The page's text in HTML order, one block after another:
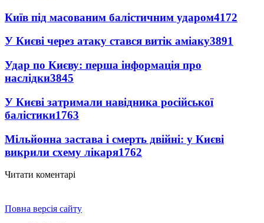
Київ під масованим балістичним ударом4172
У Києві через атаку стався витік аміаку3891
Удар по Києву: перша інформація про
наслідки3845
У Києві затримали навідника російської
балістики1763
Мільйонна застава і смерть двійні: у Києві
викрили схему лікаря1762
Читати коментарі
Повна версія сайту